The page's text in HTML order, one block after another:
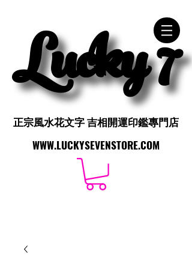
Lucky 7
Lucky 7
正宗風水花文字 吉相開運印鑑專門店
正宗風水花文字 吉相開運印鑑專門店
WWW.LUCKYSEVENSTORE.COM
WWW.LUCKYSEVENSTORE.COM